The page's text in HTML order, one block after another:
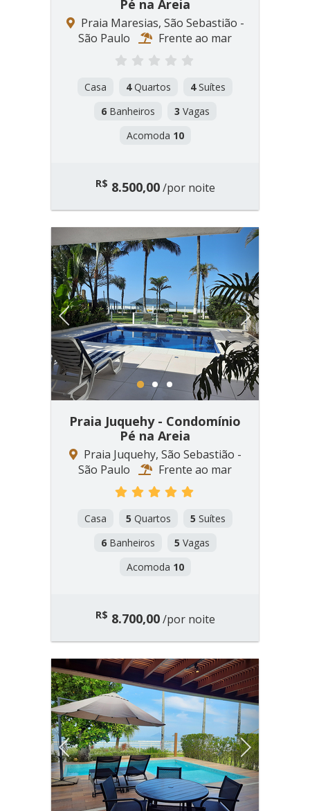
Pé na Areia
Praia Maresias, São Sebastião -
São Paulo
Frente ao mar
Casa 4Quartos 4Suítes
6Banheiros 3 Vagas
Acomoda 10
R$ 8.500,00/por noite
Previous Next
1 2 3
Praia Juquehy - Condomínio
Pé na Areia
Praia Juquehy, São Sebastião -
São Paulo
Frente ao mar
Casa 5 Quartos 5 Suítes
6Banheiros 5 Vagas
Acomoda 10
R$ 8.700,00/por noite
Previous Next